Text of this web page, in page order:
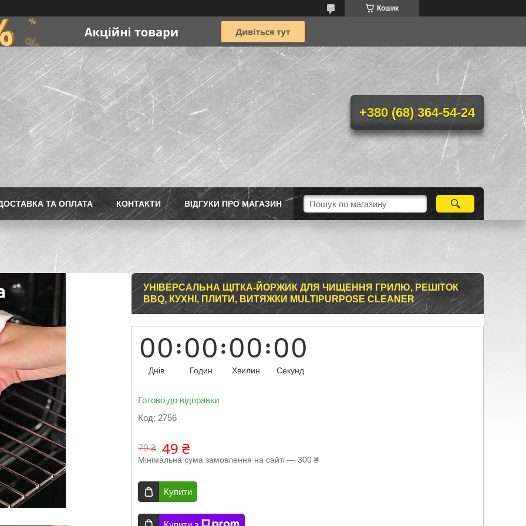
Кошик
+380 (68) 364-54-24
ТА ОПЛАТА КОНТАКТИ ВІДГУКИ ПРО МАГАЗИН
УНІВЕРСАЛЬНА ЩІТКА-ЙОРЖИК ДЛЯ ЧИЩЕННЯ ГРИЛЮ, РЕШІТОК
BBQ, КУХНІ, ПЛИТИ, ВИТЯЖКИ MULTIPURPOSE CLEANER
00
Днів
00
Годин
00
Хвилин
00
Секунд
Готово до відправки
Код: 2756
70 ₴ 49 ₴
Мінімальна сума замовлення на сайті — 300 ₴
Купити